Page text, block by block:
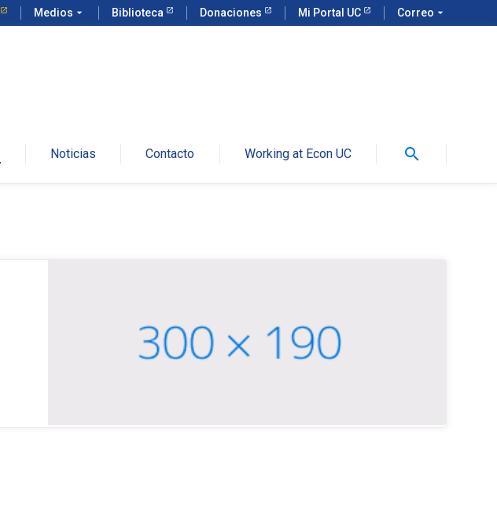
Medios arrow_drop_down Biblioteca Donaciones Mi Portal UC Correo arrow_drop_down
Noticias Contacto Working at Econ UC search